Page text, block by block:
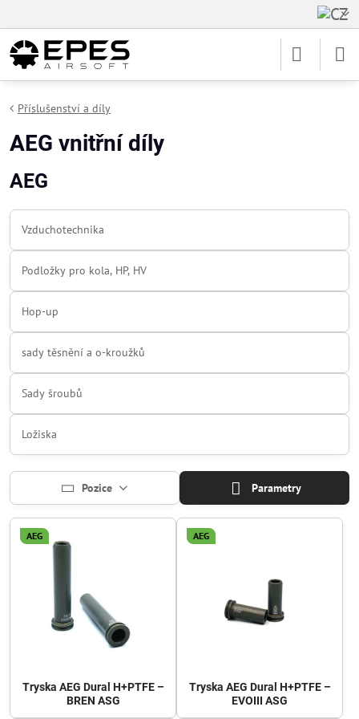
Příslušenství a díly
AEG vnitřní díly
AEG
Vzduchotechnika
Podložky pro kola, HP, HV
Hop-up
sady těsnění a o-kroužků
Sady šroubů
Ložiska
Pozice Parametry
AEG
Tryska AEG Dural H+PTFE –
BREN ASG
AEG
Tryska AEG Dural H+PTFE –
EVOIII ASG